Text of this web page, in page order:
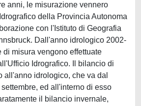
anni, le misurazione vennero
della Provincia Autonoma
con l'Istituto di Geografia
Dall'anno idrologico 2002-
di misura vengono effettuate
Idrografico. Il bilancio di
all'anno idrologico, che va dal
ed all'interno di esso
il bilancio invernale,